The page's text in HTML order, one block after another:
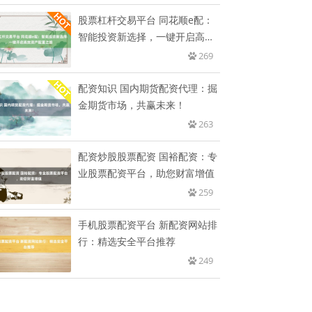
股票杠杆交易平台 同花顺e配：
智能投资新选择，一键开启高效
269
配资知识 国内期货配资代理：掘
金期货市场，共赢未来！
263
配资炒股股票配资 国裕配资：专
业股票配资平台，助您财富增值
259
手机股票配资平台 新配资网站排
行：精选安全平台推荐
249